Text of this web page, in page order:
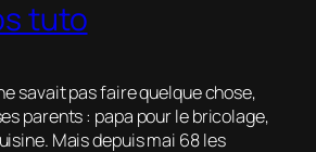
tuto
savait pas faire quelque chose,
parents : papa pour le bricolage,
Mais depuis mai 68 les